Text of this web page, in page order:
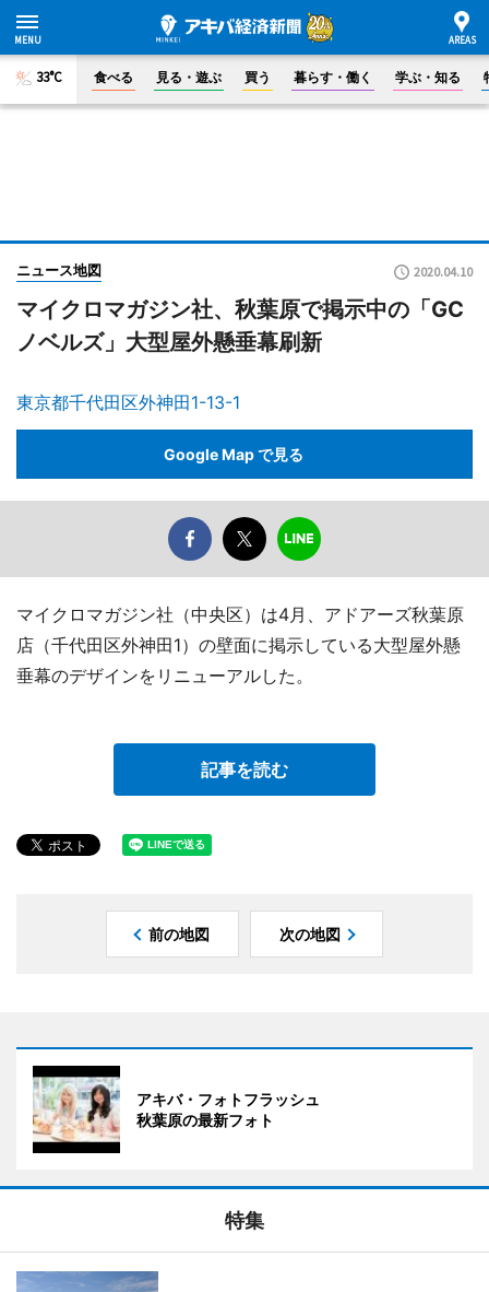
33°C 食べる 見る・遊ぶ 買う 暮らす・働く 学ぶ・知る
ニュース地図 2020.04.10
マイクロマガジン社、秋葉原で掲示中の「GC
ノベルズ」大型屋外懸垂幕刷新
東京都千代田区外神田1-13-1
Google Map で見る
マイクロマガジン社（中央区）は4月、アドアーズ秋葉原
店（千代田区外神田1）の壁面に掲示している大型屋外懸
垂幕のデザインをリニューアルした。
記事を読む
前の地図 次の地図
アキバ・フォトフラッシュ
秋葉原の最新フォト
特集